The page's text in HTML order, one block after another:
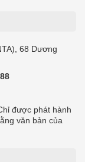
68 Dương
được phát hành
văn bản của